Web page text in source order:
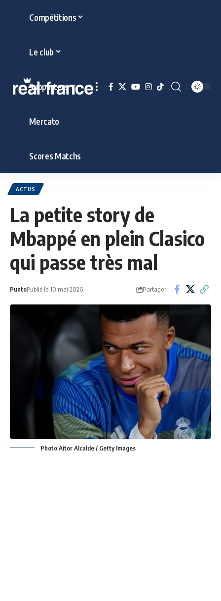
Compétitions
Le club
Supporters
Mercato
Scores Matchs
ACTUS
La petite story de
Mbappé en plein Clasico
qui passe très mal
PuntoPublié le 10 mai 2026 Partager
Photo Aitor Alcalde / Getty Images